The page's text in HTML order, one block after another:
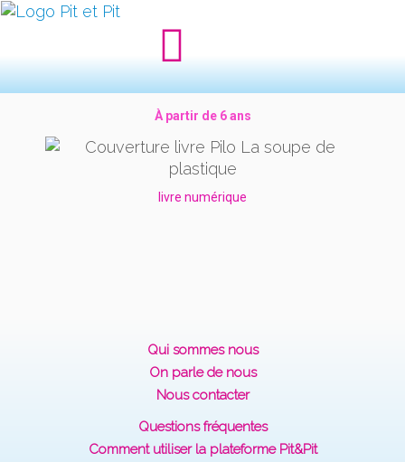
À partir de 6 ans
livre numérique
Qui sommes nous
On parle de nous
Nous contacter
Questions fréquentes
Comment utiliser la plateforme Pit&Pit